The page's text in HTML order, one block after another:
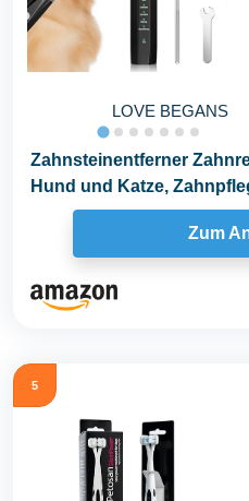
LOVE BEGANS
Zahnsteinentferner
Hund und Katze,
Katzen...
Zum
5